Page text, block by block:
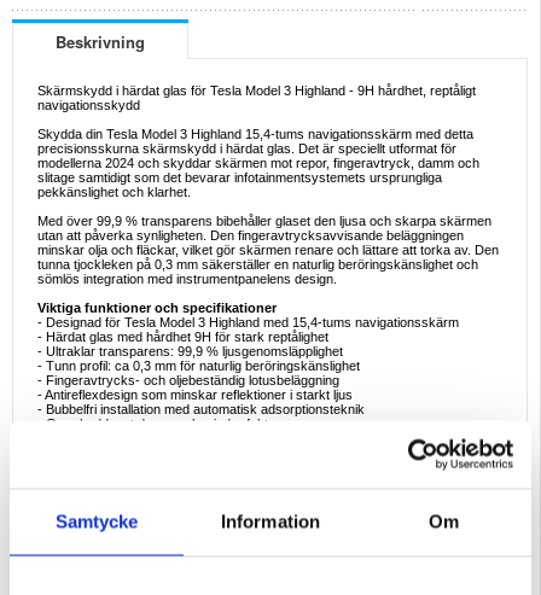
Samtycke Information Om
Beskrivning
Skärmskydd i härdat glas för Tesla Model 3 Highland - 9H hårdhet, reptåligt
navigationsskydd
Skydda din Tesla Model 3 Highland 15,4-tums navigationsskärm med detta
precisionsskurna skärmskydd i härdat glas. Det är speciellt utformat för
modellerna 2024 och skyddar skärmen mot repor, fingeravtryck, damm och
slitage samtidigt som det bevarar infotainmentsystemets ursprungliga
pekkänslighet och klarhet.
Med över 99,9 % transparens bibehåller glaset den ljusa och skarpa skärmen
utan att påverka synligheten. Den fingeravtrycksavvisande beläggningen
minskar olja och fläckar, vilket gör skärmen renare och lättare att torka av. Den
tunna tjockleken på 0,3 mm säkerställer en naturlig beröringskänslighet och
sömlös integration med instrumentpanelens design.
Viktiga funktioner och specifikationer
- Designad för Tesla Model 3 Highland med 15,4-tums navigationsskärm
- Härdat glas med hårdhet 9H för stark reptålighet
- Ultraklar transparens: 99,9 % ljusgenomsläpplighet
- Tunn profil: ca 0,3 mm för naturlig beröringskänslighet
- Fingeravtrycks- och oljebeständig lotusbeläggning
- Antireflexdesign som minskar reflektioner i starkt ljus
- Bubbelfri installation med automatisk adsorptionsteknik
- Ger skydd mot damm och mindre fukt
- Skyddar infotainmentskärmar från repor orsakade av nycklar, ringar eller
- Bevara den ursprungliga skärmkvaliteten när du använder
- Förhindra slitage på navigationsskärmen vid långvarig användning av fordonet